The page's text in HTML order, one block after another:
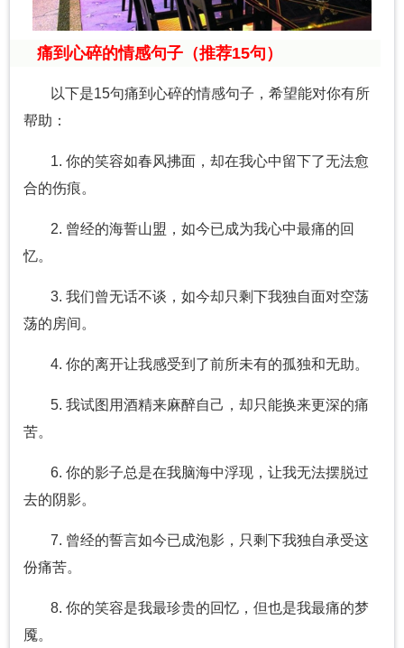
痛到心碎的情感句子（推荐15句）
以下是15句痛到心碎的情感句子，希望能对你有所
帮助：
1. 你的笑容如春风拂面，却在我心中留下了无法愈
合的伤痕。
2. 曾经的海誓山盟，如今已成为我心中最痛的回
忆。
3. 我们曾无话不谈，如今却只剩下我独自面对空荡
荡的房间。
4. 你的离开让我感受到了前所未有的孤独和无助。
5. 我试图用酒精来麻醉自己，却只能换来更深的痛
苦。
6. 你的影子总是在我脑海中浮现，让我无法摆脱过
去的阴影。
7. 曾经的誓言如今已成泡影，只剩下我独自承受这
份痛苦。
8. 你的笑容是我最珍贵的回忆，但也是我最痛的梦
魇。